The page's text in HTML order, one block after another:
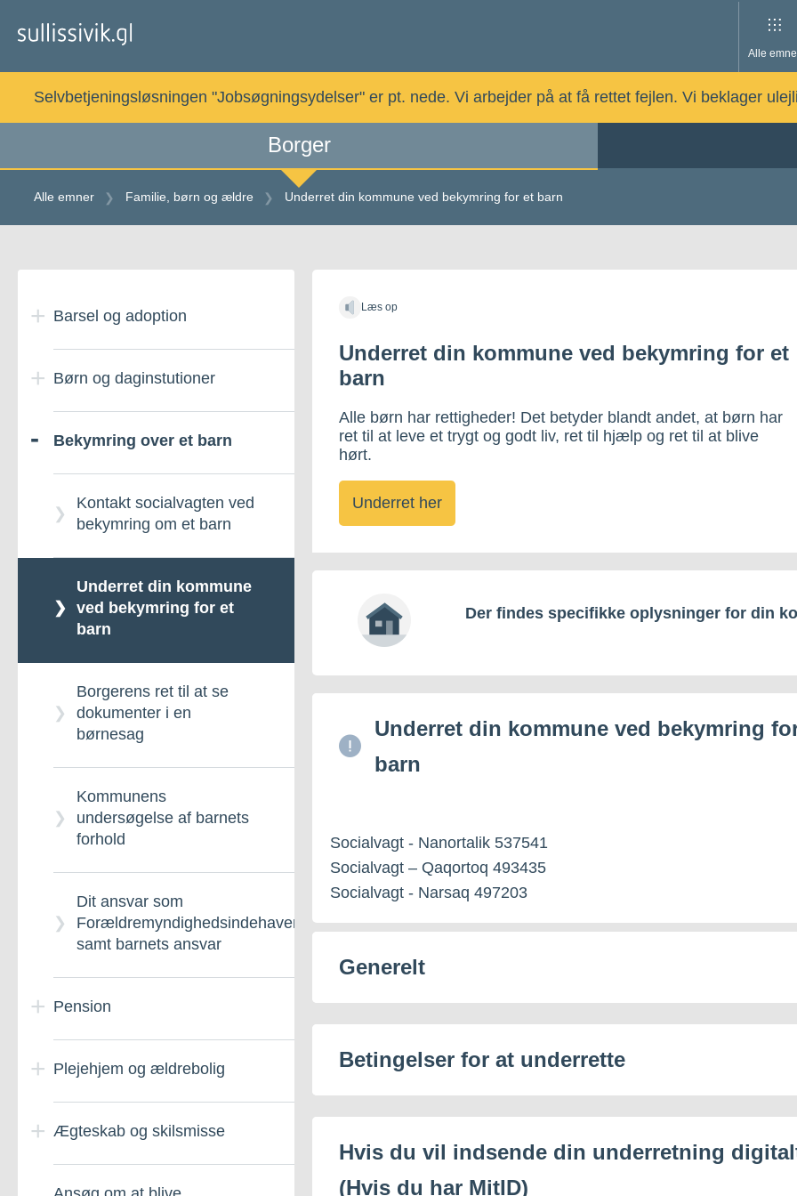
Alle
Selvbetjeningsløsningen "Jobsøgningsydelser" er pt. nede. Vi arbejder på at få rettet fejlen. Vi beklager
Borger
Alle emner Familie, børn og ældre Underret din kommune ved bekymring for et barn
indholdetBarsel og adoption
Adoption
Ansøg om
Orlov i forbindelse med
Børn og daginstutioner
Dagsinstitutioner
Daginstitutioner -
Indmeldelse, udmeldelse
Om daginstitutioner
forældre og daginstitution
Børnetilskud
Ansøgning om
Grønland
Ansøg om
uddannelsesbidrag
Forskudsvis udbetaling af
børnebidrag
Bekymring over et barn
Kontakt socialvagten ved
bekymring om et barn
Underret din kommune
ved bekymring for et
barn
Borgerens ret til at se
dokumenter i en
børnesag
Kommunens
undersøgelse af barnets
forhold
Dit ansvar som
Forældremyndighedsindehaver
samt barnets ansvar
Pension
Alderspension
Indtægt ved siden af
Plejehjem og ældrebolig
Ældrecenter – Generelt
Ægteskab og skilsmisse
Læs op
Underret din kommune ved bekymring for et
barn
Alle børn har rettigheder! Det betyder blandt andet, at børn har
ret til at leve et trygt og godt liv, ret til hjælp og ret til at blive
hørt.
Underret her
Der findes specifikke oplysninger for din
Underret din kommune ved bekymring
barn
Socialvagt - Nanortalik 537541
Socialvagt – Qaqortoq 493435
Socialvagt - Narsaq 497203
Generelt
Betingelser for at underrette
Hvis du vil indsende din underretning digitalt
(Hvis du har MitID)